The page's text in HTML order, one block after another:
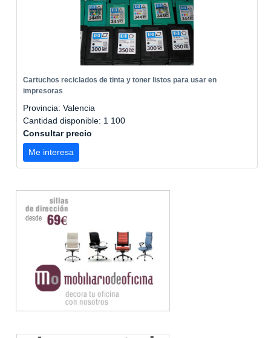
Cartuchos reciclados de tinta y toner listos para usar en
impresoras
Provincia: Valencia
Cantidad disponible: 1 100
Consultar precio
Me interesa